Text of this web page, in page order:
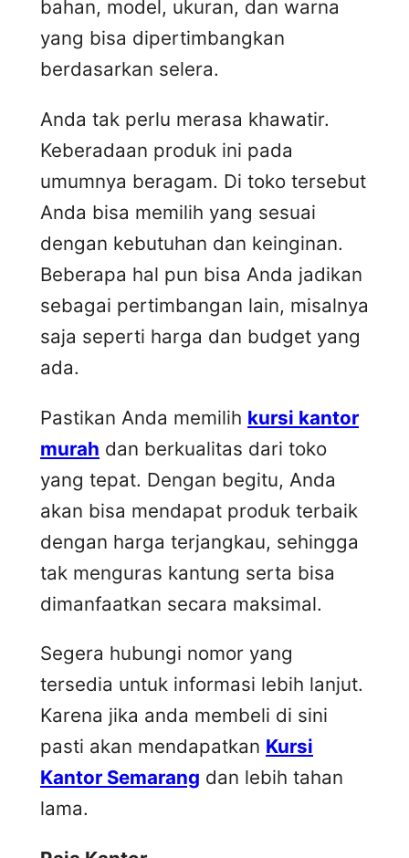
bahan, model, ukuran, dan warna
yang bisa dipertimbangkan
berdasarkan selera.
Anda tak perlu merasa khawatir.
Keberadaan produk ini pada
umumnya beragam. Di toko tersebut
Anda bisa memilih yang sesuai
dengan kebutuhan dan keinginan.
Beberapa hal pun bisa Anda jadikan
sebagai pertimbangan lain, misalnya
saja seperti harga dan budget yang
ada.
Pastikan Anda memilih kursi kantor
murah dan berkualitas dari toko
yang tepat. Dengan begitu, Anda
akan bisa mendapat produk terbaik
dengan harga terjangkau, sehingga
tak menguras kantung serta bisa
dimanfaatkan secara maksimal.
Segera hubungi nomor yang
tersedia untuk informasi lebih lanjut.
Karena jika anda membeli di sini
pasti akan mendapatkan Kursi
Kantor Semarang dan lebih tahan
lama.